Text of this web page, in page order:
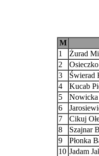
M
1
Żurad
2
Osieczko
3
Świerad
4
Kucab
5
Nowicka
6
7
Cikuj
8
Szajnar
9
Płonka
10 Jadam